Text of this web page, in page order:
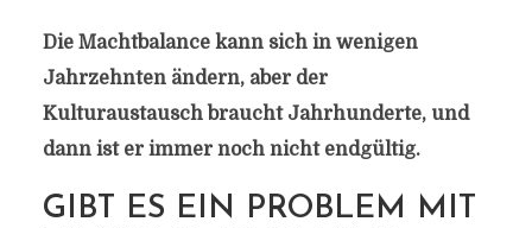
Die Machtbalance kann sich in wenigen
Jahrzehnten ändern, aber der
Kulturaustausch braucht Jahrhunderte, und
dann ist er immer noch nicht endgültig.
GIBT ES EIN PROBLEM MIT